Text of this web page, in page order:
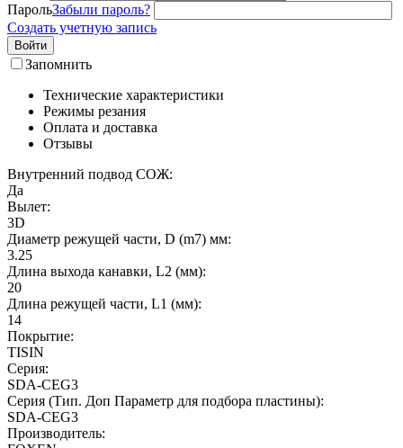
ПарольЗабыли пароль?
Создать учетную запись
Войти
Запомнить
Технические характеристики
Режимы резания
Оплата и доставка
Отзывы
Внутренний подвод СОЖ:
Да
Вылет:
3D
Диаметр режущей части, D (m7) мм:
3.25
Длина выхода канавки, L2 (мм):
20
Длина режущей части, L1 (мм):
14
Покрытие:
TISIN
Серия:
SDA-CEG3
Серия (Тип. Доп Параметр для подбора пластины):
SDA-CEG3
Производитель: